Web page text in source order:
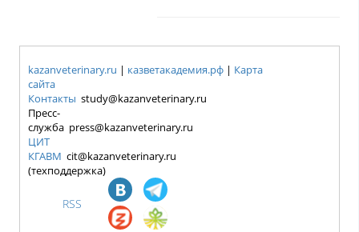
kazanveterinary.ru | казветакадемия.рф | Карта
сайта
Контакты study@kazanveterinary.ru
Пресс-
служба press@kazanveterinary.ru
ЦИТ
КГАВМ cit@kazanveterinary.ru
(техподдержка)
RSS